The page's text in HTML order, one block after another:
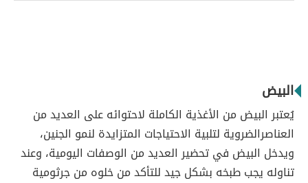
البيض
يُعتبر البيض من الأغذية الكاملة لاحتوائه على العديد من
العناصرالضروية لتلبية الاحتياجات المتزايدة لنمو الجنين،
ويدخل البيض في تحضير العديد من الوصفات اليومية، وعند
تناوله يجب طبخه بشكل جيد للتأكد من خلوه من جرثومية